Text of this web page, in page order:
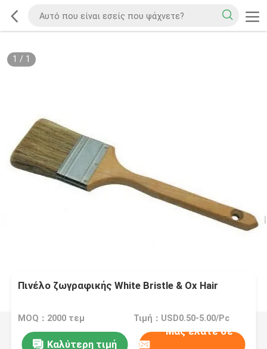
1 / 1
Πινέλο ζωγραφικής White Bristle & Ox Hair
MOQ：2000 τεμ Τιμή：USD0.50-5.00/Pc
Καλύτερη τιμή
Μας ελάτε σε